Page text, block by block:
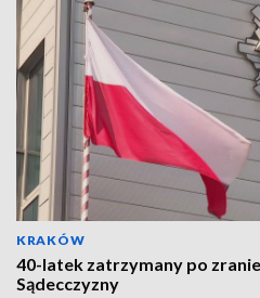
KRAKÓW
40-latek zatrzymany po
Sądecczyzny